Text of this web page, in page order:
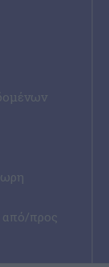
προς